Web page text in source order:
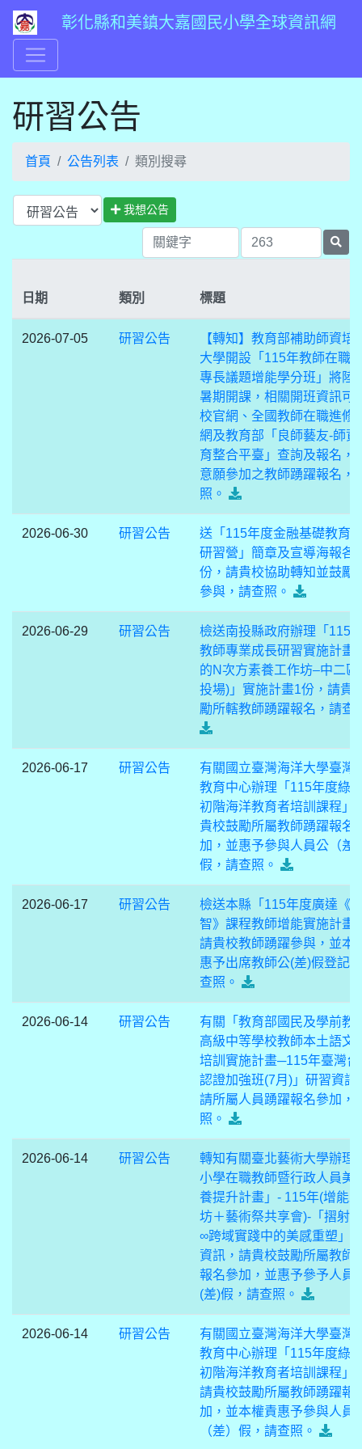
彰化縣和美鎮大嘉國民小學全球資訊網
研習公告
首頁 公告列表 類別搜尋
我想公告
日期 類別 標題
2026-07-05 研習公告
【轉知】教育部補助師資培
大學開設「115年教師在職
專長議題增能學分班」將陸
暑期開課，相關開班資訊可
校官網、全國教師在職進修
網及教育部「良師藝友-師資
育整合平臺」查詢及報名，
意願參加之教師踴躍報名，
照。
2026-06-30 研習公告
送「115年度金融基礎教育
研習營」簡章及宣導海報各1
份，請貴校協助轉知並鼓勵
參與，請查照。
2026-06-29 研習公告
檢送南投縣政府辦理「115
教師專業成長研習實施計畫
的N次方素養工作坊–中二區
投場)」實施計畫1份，請貴
勵所轄教師踴躍報名，請查
2026-06-17 研習公告
有關國立臺灣海洋大學臺灣
教育中心辦理「115年度綠
初階海洋教育者培訓課程」
貴校鼓勵所屬教師踴躍報名
加，並惠予參與人員公（差
假，請查照。
2026-06-17 研習公告
檢送本縣「115年度廣達《
智》課程教師增能實施計畫
請貴校教師踴躍參與，並本
惠予出席教師公(差)假登記
查照。
2026-06-14 研習公告
有關「教育部國民及學前教
高級中等學校教師本土語文
培訓實施計畫─115年臺灣台
認證加強班(7月)」研習資訊
請所屬人員踴躍報名參加，
照。
2026-06-14 研習公告
轉知有關臺北藝術大學辦理
小學在職教師暨行政人員美
養提升計畫」- 115年(增能
坊＋藝術祭共享會)-「摺射
∞跨域實踐中的美感重塑」
資訊，請貴校鼓勵所屬教師
報名參加，並惠予參予人員
(差)假，請查照。
2026-06-14 研習公告
有關國立臺灣海洋大學臺灣
教育中心辦理「115年度綠
初階海洋教育者培訓課程」
請貴校鼓勵所屬教師踴躍報
加，並本權責惠予參與人員
（差）假，請查照。